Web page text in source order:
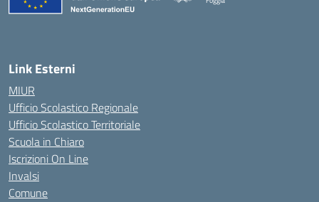
— Visita la pagina iniziale della scuola
Link Esterni
MIUR
Ufficio Scolastico Regionale
Ufficio Scolastico Territoriale
Scuola in Chiaro
Iscrizioni On Line
Invalsi
Comune